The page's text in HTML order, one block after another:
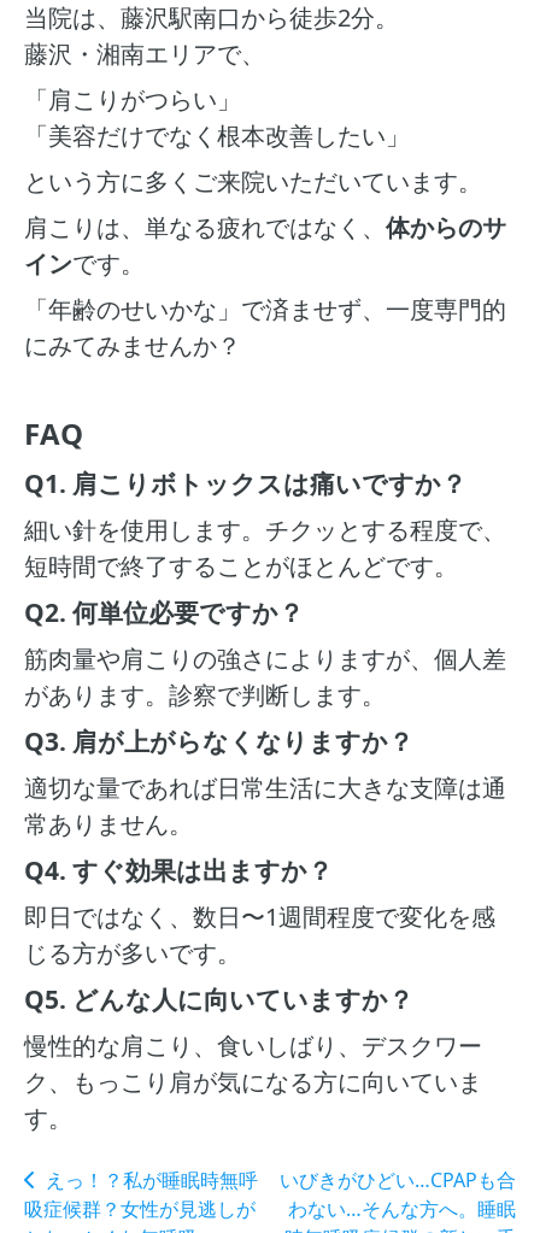
当院は、藤沢駅南口から徒歩2分。
藤沢・湘南エリアで、
「肩こりがつらい」
「美容だけでなく根本改善したい」
という方に多くご来院いただいています。
肩こりは、単なる疲れではなく、 体からのサ
インです。
「年齢のせいかな」で済ませず、一度専門的
にみてみませんか？
FAQ
Q1. 肩こりボトックスは痛いですか？
細い針を使用します。チクッとする程度で、
短時間で終了することがほとんどです。
Q2. 何単位必要ですか？
筋肉量や肩こりの強さによりますが、個人差
があります。診察で判断します。
Q3. 肩が上がらなくなりますか？
適切な量であれば日常生活に大きな支障は通
常ありません。
Q4. すぐ効果は出ますか？
即日ではなく、数日〜1週間程度で変化を感
じる方が多いです。
Q5. どんな人に向いていますか？
慢性的な肩こり、食いしばり、デスクワー
ク、もっこり肩が気になる方に向いていま
す。
えっ！？私が睡眠時無呼
吸症候群？女性が見逃しが
いびきがひどい…CPAPも合
わない…そんな方へ。睡眠